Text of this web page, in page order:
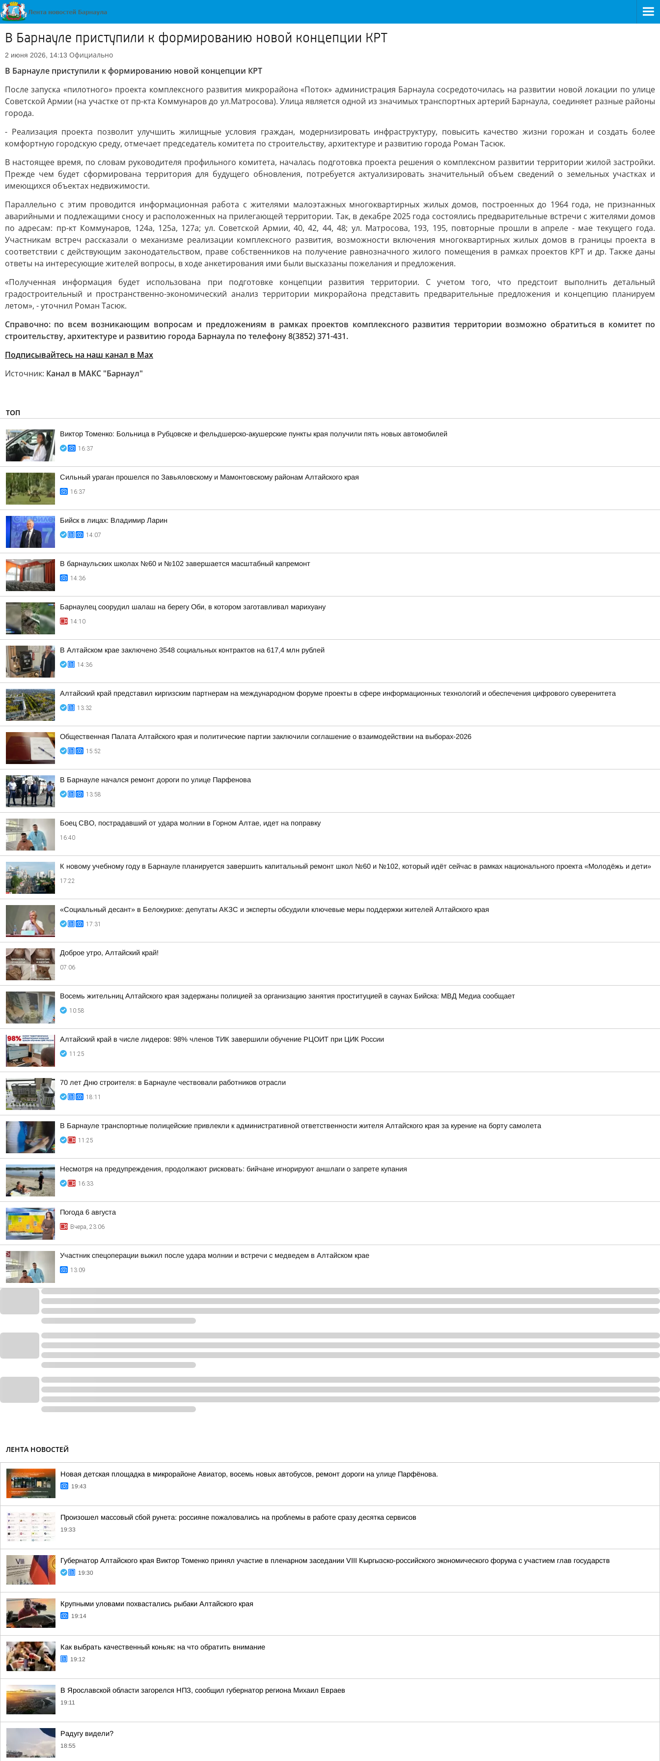
В Барнауле приступили к формированию новой концепции КРТ
2 июня 2026, 14:13 Официально
В Барнауле приступили к формированию новой концепции КРТ
После запуска «пилотного» проекта комплексного развития микрорайона «Поток» администрация Барнаула сосредоточилась на развитии новой локации по улице
Советской Армии (на участке от пр-кта Коммунаров до ул.Матросова). Улица является одной из значимых транспортных артерий Барнаула, соединяет разные районы
города.
- Реализация проекта позволит улучшить жилищные условия граждан, модернизировать инфраструктуру, повысить качество жизни горожан и создать более
комфортную городскую среду, отмечает председатель комитета по строительству, архитектуре и развитию города Роман Тасюк.
В настоящее время, по словам руководителя профильного комитета, началась подготовка проекта решения о комплексном развитии территории жилой застройки.
Прежде чем будет сформирована территория для будущего обновления, потребуется актуализировать значительный объем сведений о земельных участках и
имеющихся объектах недвижимости.
Параллельно с этим проводится информационная работа с жителями малоэтажных многоквартирных жилых домов, построенных до 1964 года, не признанных
аварийными и подлежащими сносу и расположенных на прилегающей территории. Так, в декабре 2025 года состоялись предварительные встречи с жителями домов
по адресам: пр-кт Коммунаров, 124а, 125а, 127а; ул. Советской Армии, 40, 42, 44, 48; ул. Матросова, 193, 195, повторные прошли в апреле - мае текущего года.
Участникам встреч рассказали о механизме реализации комплексного развития, возможности включения многоквартирных жилых домов в границы проекта в
соответствии с действующим законодательством, праве собственников на получение равнозначного жилого помещения в рамках проектов КРТ и др. Также даны
ответы на интересующие жителей вопросы, в ходе анкетирования ими были высказаны пожелания и предложения.
«Полученная информация будет использована при подготовке концепции развития территории. С учетом того, что предстоит выполнить детальный
градостроительный и пространственно-экономический анализ территории микрорайона представить предварительные предложения и концепцию планируем
летом», - уточнил Роман Тасюк.
Справочно: по всем возникающим вопросам и предложениям в рамках проектов комплексного развития территории возможно обратиться в комитет по
строительству, архитектуре и развитию города Барнаула по телефону 8(3852) 371-431.
Подписывайтесь на наш канал в Max
Источник: Канал в МАКС "Барнаул"
ТОП
Виктор Томенко: Больница в Рубцовске и фельдшерско-акушерские пункты края получили пять новых автомобилей
16:37
Сильный ураган прошелся по Завьяловскому и Мамонтовскому районам Алтайского края
16:37
Бийск в лицах: Владимир Ларин
14:07
В барнаульских школах №60 и №102 завершается масштабный капремонт
14:36
Барнаулец соорудил шалаш на берегу Оби, в котором заготавливал марихуану
14:10
В Алтайском крае заключено 3548 социальных контрактов на 617,4 млн рублей
14:36
Алтайский край представил киргизским партнерам на международном форуме проекты в сфере информационных технологий и обеспечения цифрового суверенитета
13:32
Общественная Палата Алтайского края и политические партии заключили соглашение о взаимодействии на выборах-2026
15:52
В Барнауле начался ремонт дороги по улице Парфенова
13:58
Боец СВО, пострадавший от удара молнии в Горном Алтае, идет на поправку
16:40
К новому учебному году в Барнауле планируется завершить капитальный ремонт школ №60 и №102, который идёт сейчас в рамках национального проекта «Молодёжь и дети»
17:22
«Социальный десант» в Белокурихе: депутаты АКЗС и эксперты обсудили ключевые меры поддержки жителей Алтайского края
17:31
Доброе утро, Алтайский край!
07:06
Восемь жительниц Алтайского края задержаны полицией за организацию занятия проституцией в саунах Бийска: МВД Медиа сообщает
10:58
Алтайский край в числе лидеров: 98% членов ТИК завершили обучение РЦОИТ при ЦИК России
11:25
70 лет Дню строителя: в Барнауле чествовали работников отрасли
18:11
В Барнауле транспортные полицейские привлекли к административной ответственности жителя Алтайского края за курение на борту самолета
11:25
Несмотря на предупреждения, продолжают рисковать: бийчане игнорируют аншлаги о запрете купания
16:33
Погода 6 августа
Вчера, 23:06
Участник спецоперации выжил после удара молнии и встречи с медведем в Алтайском крае
13:09
ЛЕНТА НОВОСТЕЙ
Новая детская площадка в микрорайоне Авиатор, восемь новых автобусов, ремонт дороги на улице Парфёнова.
19:43
Произошел массовый сбой рунета: россияне пожаловались на проблемы в работе сразу десятка сервисов
19:33
Губернатор Алтайского края Виктор Томенко принял участие в пленарном заседании VIII Кыргызско-российского экономического форума с участием глав государств
19:30
Крупными уловами похвастались рыбаки Алтайского края
19:14
Как выбрать качественный коньяк: на что обратить внимание
19:12
В Ярославской области загорелся НПЗ, сообщил губернатор региона Михаил Евраев
19:11
Радугу видели?
18:55